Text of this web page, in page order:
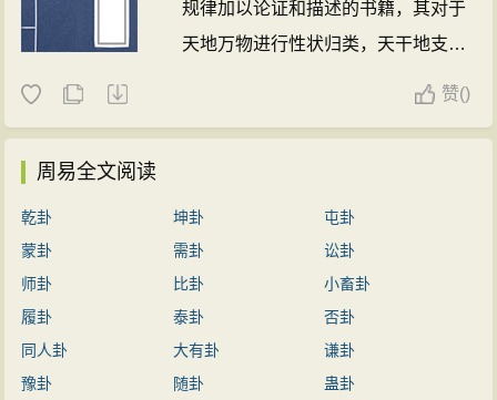
规律加以论证和描述的书籍，其对于
天地万物进行性状归类，天干地支五
赞()
周易全文阅读
乾卦 坤卦
屯卦
蒙卦
需卦
讼卦
师卦
比卦
小畜卦
履卦
泰卦
否卦
同人卦
大有卦
谦卦
豫卦
随卦
蛊卦